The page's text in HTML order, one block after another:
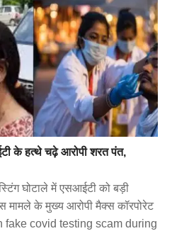
के हत्थे चढ़े आरोपी शरत पंत,
घोटाले में एसआईटी को बड़ी
मामले के मुख्य आरोपी मैक्स कॉरपोरेट
covid testing scam during